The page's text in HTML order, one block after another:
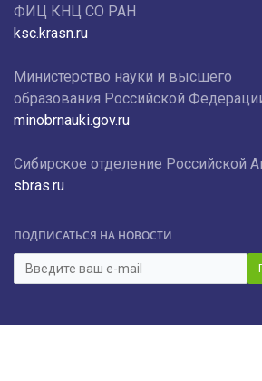
ФИЦ КНЦ СО РАН
ksc.krasn.ru
Министерство науки и высшего
образования Российской
minobrnauki.gov.ru
Сибирское отделение Российской
sbras.ru
ПОДПИСАТЬСЯ НА НОВОСТИ